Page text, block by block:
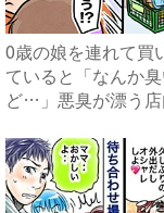
0歳の娘を連れて買
ていると「なんか
ど…」悪臭が漂う